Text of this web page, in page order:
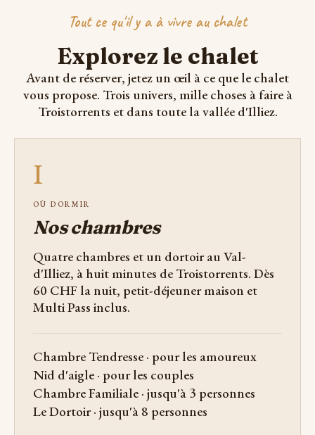
Tout ce qu'il y a à vivre au chalet
Explorez le chalet
Avant de réserver, jetez un œil à ce que le chalet
vous propose. Trois univers, mille choses à faire à
Troistorrents et dans toute la vallée d'Illiez.
I
OÙ DORMIR
Nos chambres
Quatre chambres et un dortoir au Val-
d'Illiez, à huit minutes de Troistorrents. Dès
60 CHF la nuit, petit-déjeuner maison et
Multi Pass inclus.
Chambre Tendresse · pour les amoureux
Nid d'aigle · pour les couples
Chambre Familiale · jusqu'à 3 personnes
Le Dortoir · jusqu'à 8 personnes